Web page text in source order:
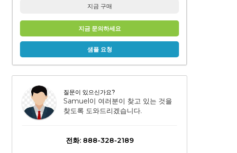
지금 구매
지금 문의하세요
샘플 요청
질문이 있으신가요?
Samuel이 여러분이 찾고 있는 것을
찾도록 도와드리겠습니다.
전화: 888-328-2189